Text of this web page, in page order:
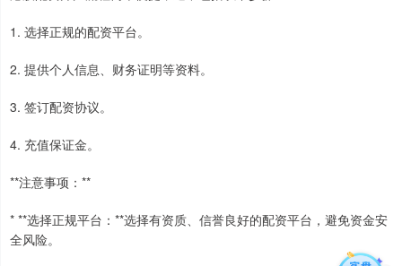
1. 选择正规的配资平台。
2. 提供个人信息、财务证明等资料。
3. 签订配资协议。
4. 充值保证金。
**注意事项：**
* **选择正规平台：**选择有资质、信誉良好的配资平台，避免资金安
全风险。